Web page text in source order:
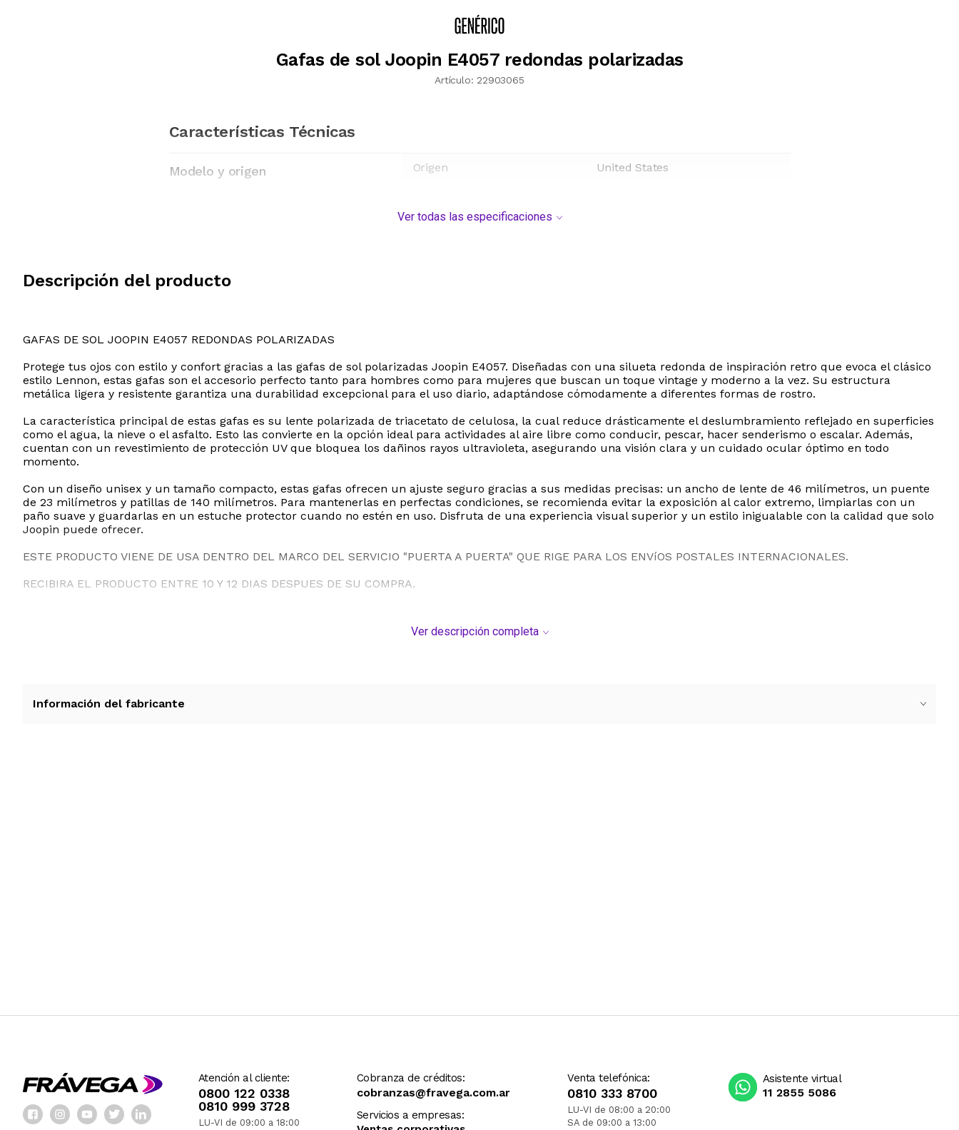
Gafas de sol Joopin E4057 redondas polarizadas
Artículo: 22903065
Características Técnicas
Modelo y origen Origen United States
Ver todas las especificaciones
Descripción del producto
GAFAS DE SOL JOOPIN E4057 REDONDAS POLARIZADAS
Protege tus ojos con estilo y confort gracias a las gafas de sol polarizadas Joopin E4057. Diseñadas con una silueta redonda de inspiración retro que evoca el clásico
estilo Lennon, estas gafas son el accesorio perfecto tanto para hombres como para mujeres que buscan un toque vintage y moderno a la vez. Su estructura
metálica ligera y resistente garantiza una durabilidad excepcional para el uso diario, adaptándose cómodamente a diferentes formas de rostro.
La característica principal de estas gafas es su lente polarizada de triacetato de celulosa, la cual reduce drásticamente el deslumbramiento reflejado en superficies
como el agua, la nieve o el asfalto. Esto las convierte en la opción ideal para actividades al aire libre como conducir, pescar, hacer senderismo o escalar. Además,
cuentan con un revestimiento de protección UV que bloquea los dañinos rayos ultravioleta, asegurando una visión clara y un cuidado ocular óptimo en todo
momento.
Con un diseño unisex y un tamaño compacto, estas gafas ofrecen un ajuste seguro gracias a sus medidas precisas: un ancho de lente de 46 milímetros, un puente
de 23 milímetros y patillas de 140 milímetros. Para mantenerlas en perfectas condiciones, se recomienda evitar la exposición al calor extremo, limpiarlas con un
paño suave y guardarlas en un estuche protector cuando no estén en uso. Disfruta de una experiencia visual superior y un estilo inigualable con la calidad que solo
Joopin puede ofrecer.
ESTE PRODUCTO VIENE DE USA DENTRO DEL MARCO DEL SERVICIO "PUERTA A PUERTA" QUE RIGE PARA LOS ENVíOS POSTALES INTERNACIONALES.
RECIBIRA EL PRODUCTO ENTRE 10 Y 12 DIAS DESPUES DE SU COMPRA.
Ver descripción completa
Información del fabricante
Atención al cliente:
0800 122 0338
0810 999 3728
LU-VI de 09:00 a 18:00
Cobranza de créditos:
cobranzas@fravega.com.ar
Servicios a empresas:
Venta telefónica:
0810 333 8700
LU-VI de 08:00 a 20:00
SA de 09:00 a 13:00
Asistente virtual
11 2855 5086